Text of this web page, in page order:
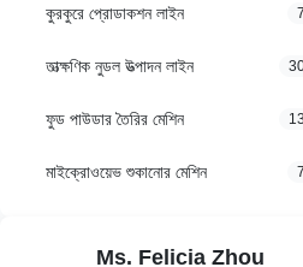
কুরকুরে প্রোডাকশন লাইন 7
তাত্ক্ষণিক নুডল উত্পাদন লাইন
ফুড পাউডার তৈরির মেশিন 13
মাইক্রোওয়েভ শুকানোর মেশিন 7
Ms. Felicia Zhou